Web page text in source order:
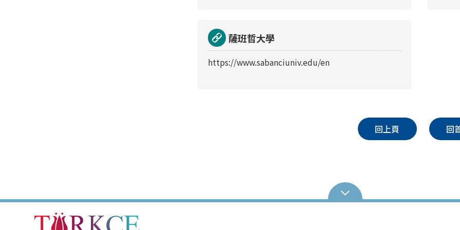
薩班哲大學
https://www.sabanciuniv.edu/en
回上頁 回